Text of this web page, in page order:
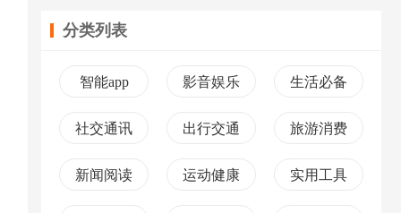
分类列表
智能app 影音娱乐 生活必备
社交通讯 出行交通 旅游消费
新闻阅读 运动健康 实用工具